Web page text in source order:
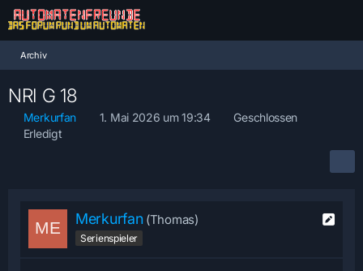
Archiv
NRI G 18
Merkurfan 1. Mai 2026 um 19:34
Geschlossen
Erledigt
Merkurfan (Thomas)
Serienspieler